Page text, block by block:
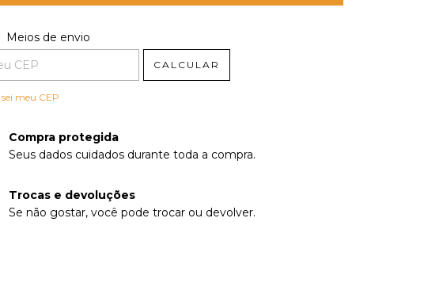
para o CEP:
Meios de envio
CALCULAR
sei meu CEP
Compra protegida
Seus dados cuidados durante toda a compra.
Trocas e devoluções
Se não gostar, você pode trocar ou devolver.